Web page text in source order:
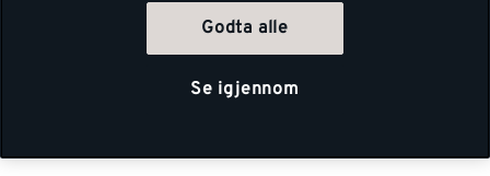
Godta alle
Se igjennom